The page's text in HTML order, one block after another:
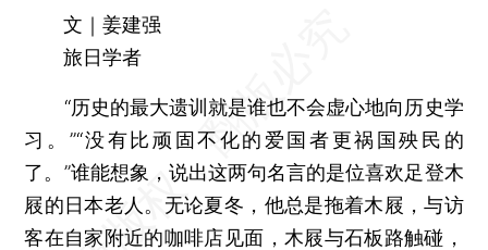
文｜姜建强
旅日学者
“历史的最大遗训就是谁也不会虚心地向历史学
习。”“没有比顽固不化的爱国者更祸国殃民的
了。”谁能想象，说出这两句名言的是位喜欢足登木
屐的日本老人。无论夏冬，他总是拖着木屐，与访
客在自家附近的咖啡店见面，木屐与石板路触碰，